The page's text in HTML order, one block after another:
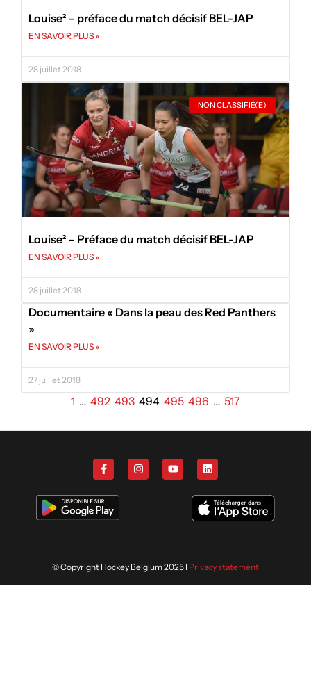
Louise² – préface du match décisif BEL-JAP
EN SAVOIR PLUS »
28 juillet 2018
NON CLASSIFIÉ(E)
Louise² – Préface du match décisif BEL-JAP
EN SAVOIR PLUS »
28 juillet 2018
Documentaire « Dans la peau des Red Panthers
»
EN SAVOIR PLUS »
27 juillet 2018
1 … 492 493 494 495 496 … 517
© Copyright Hockey Belgium 2025 I Privacy statement